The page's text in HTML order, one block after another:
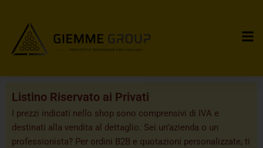
Listino Riservato ai Privati
I prezzi indicati nello shop sono comprensivi di IVA e
destinati alla vendita al dettaglio. Sei un’azienda o un
professionista? Per ordini B2B e quotazioni personalizzate, ti